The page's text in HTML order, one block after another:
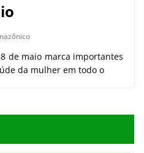
de maio marca importantes
da mulher em todo o